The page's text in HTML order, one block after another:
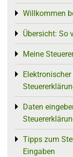
Willkommen
Toggle menu
Übersicht: So
Toggle menu
Meine
Toggle menu
Toggle menu
Daten
Toggle menu
Tipps zum
Eingaben
Toggle menu